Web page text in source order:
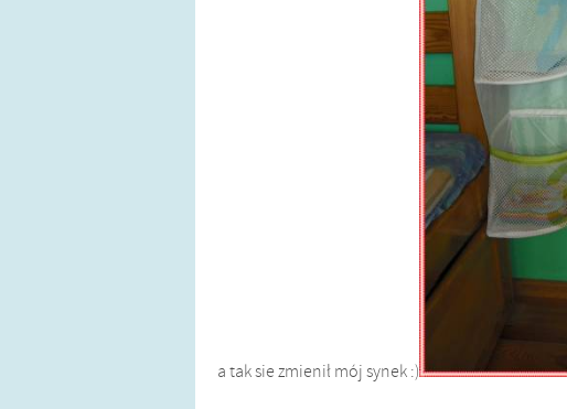
a tak sie zmienił mój synek :)